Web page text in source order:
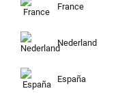
France
Nederland
España